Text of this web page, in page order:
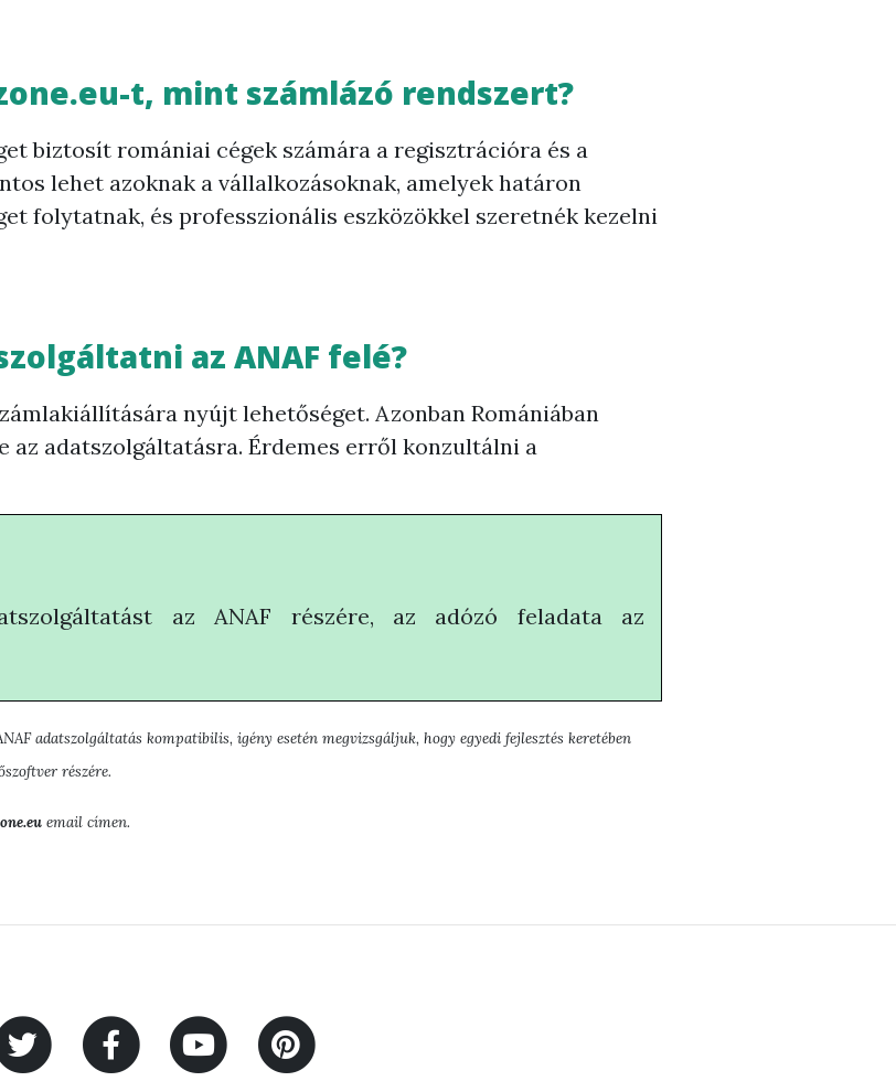
t, mint számlázó rendszert?
biztosít romániai cégek számára a regisztrációra és a
lehet azoknak a vállalkozásoknak, amelyek határon
folytatnak, és professzionális eszközökkel szeretnék kezelni
az ANAF felé?
nyújt lehetőséget. Azonban Romániában
az adatszolgáltatásra. Érdemes erről konzultálni a
az ANAF részére, az adózó feladata az
adatszolgáltatás kompatibilis, igény esetén megvizsgáljuk, hogy egyedi fejlesztés keretében
részére.
email címen.